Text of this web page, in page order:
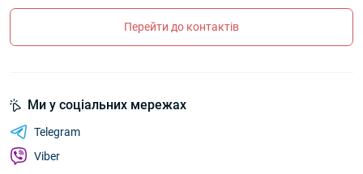
Перейти до контактів
Ми у соціальних мережах
Telegram
Viber